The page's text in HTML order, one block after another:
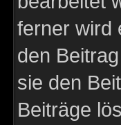
ferner wird
den
sie den
Beiträge